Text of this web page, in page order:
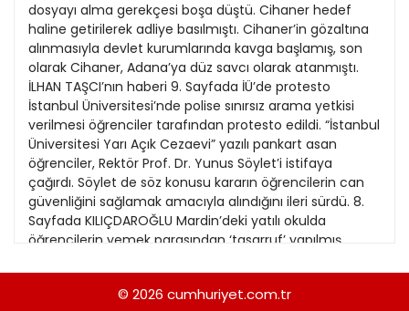
Sevgililer Günü
Siyaset Eki
Sürdürülebilir yaşam
Turizm Eki
Yerel Yönetimler
1986
1985
1984
1983
1982
1981
1980
24
25
26
27
28
29
30
31
16
17
18
20
21
22
23
dosyayı alma gerekçesi boşa düştü. Cihaner hedef
haline getirilerek adliye basılmıştı. Cihaner’in gözaltına
alınmasıyla devlet kurumlarında kavga başlamış, son
olarak Cihaner, Adana’ya düz savcı olarak atanmıştı.
İLHAN TAŞCI’nın haberi 9. Sayfada İÜ’de protesto
İstanbul Üniversitesi’nde polise sınırsız arama yetkisi
verilmesi öğrenciler tarafından protesto edildi. “İstanbul
Üniversitesi Yarı Açık Cezaevi” yazılı pankart asan
öğrenciler, Rektör Prof. Dr. Yunus Söylet’i istifaya
çağırdı. Söylet de söz konusu kararın öğrencilerin can
güvenliğini sağlamak amacıyla alındığını ileri sürdü. 8.
Sayfada KILIÇDAROĞLU Mardin’deki yatılı okulda
öğrencilerin yemek parasından ‘tasarruf’ yapılmış
Kılıçdaroğlu, milyonlarca kadına bir yeni yıl mektubu
göndererek, “İktidara geldiğimizde başlatacağımız Aile
© 2026 cumhuriyet.com.tr